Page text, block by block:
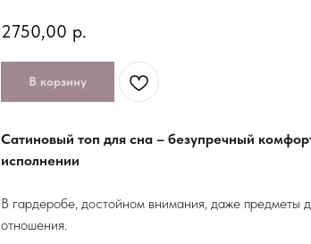
2750,00 р.
В корзину
Сатиновый топ для сна – безупречный
исполнении
В гардеробе, достойном внимания, даже предметы
отношения.